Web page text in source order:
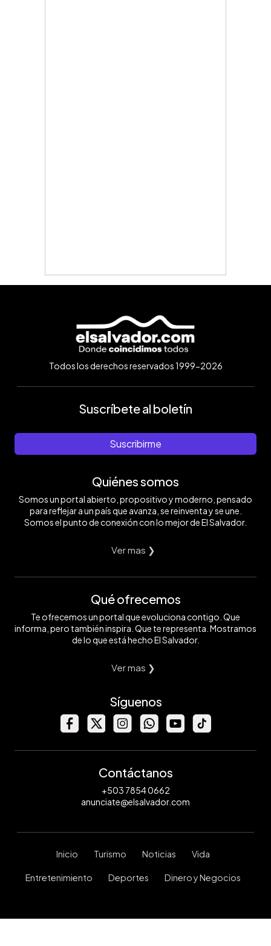
Todos los derechos reservados 1999-2026
Suscríbete al boletín
Suscribirme
Quiénes somos
Somos un portal abierto, propositivo y moderno, pensado
para reflejar a un país que avanza, se reinventa y se une.
Somos el punto de conexión con lo mejor de El Salvador.
Ver mas ❯
Qué ofrecemos
Te ofrecemos un portal que evoluciona contigo. Que
informa, pero también inspira. Que te representa. Mostramos
de lo que está hecho El Salvador.
Ver mas ❯
Síguenos
Contáctanos
+503 7854 0662
anunciate@elsalvador.com
Inicio Turismo Noticias Vida
Entretenimiento Deportes Dinero y Negocios